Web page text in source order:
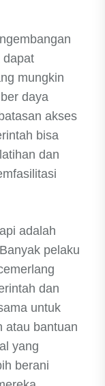
dapat
mungkin
daya
akses
bisa
dan
adalah
pelaku
dan
untuk
atau bantuan
yang
berani